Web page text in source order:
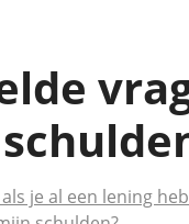
je al een lening